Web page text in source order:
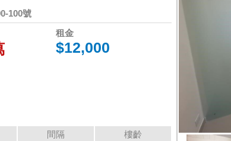
100號
租金
$12,000
間隔 樓齡